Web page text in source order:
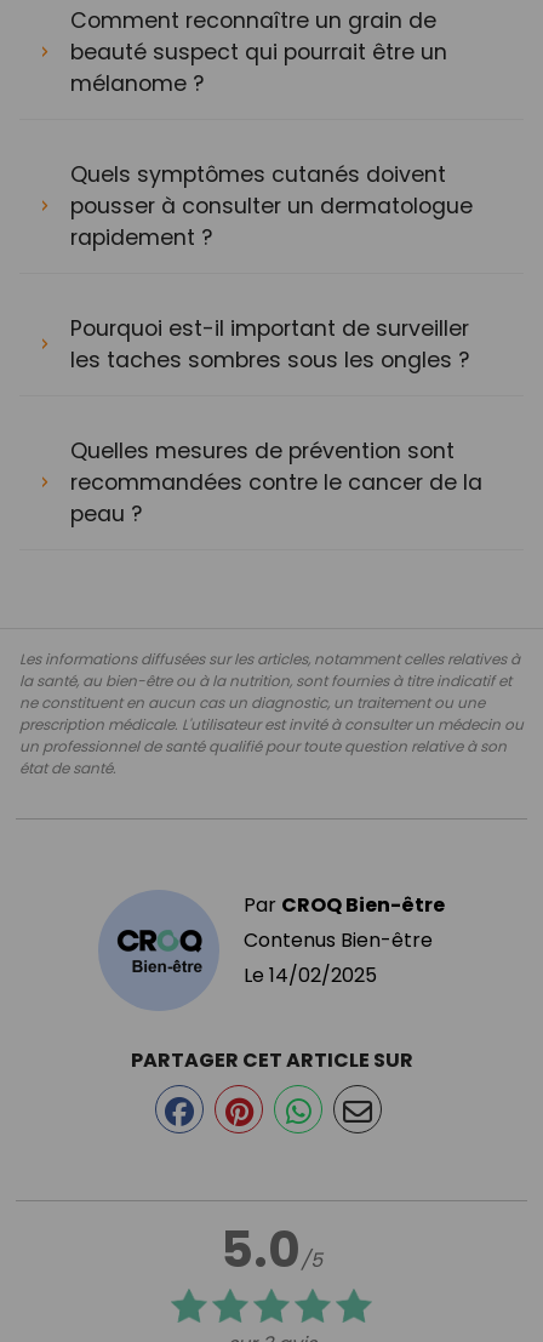
Comment reconnaître un grain de
beauté suspect qui pourrait être un
mélanome ?
Quels symptômes cutanés doivent
pousser à consulter un dermatologue
rapidement ?
Pourquoi est-il important de surveiller
les taches sombres sous les ongles ?
Quelles mesures de prévention sont
recommandées contre le cancer de la
peau ?
Les informations diffusées sur les articles, notamment celles relatives à
la santé, au bien-être ou à la nutrition, sont fournies à titre indicatif et
ne constituent en aucun cas un diagnostic, un traitement ou une
prescription médicale. L'utilisateur est invité à consulter un médecin ou
un professionnel de santé qualifié pour toute question relative à son
état de santé.
Par CROQ Bien-être
Contenus Bien-être
Le 14/02/2025
5.0/5
PARTAGER CET ARTICLE SUR